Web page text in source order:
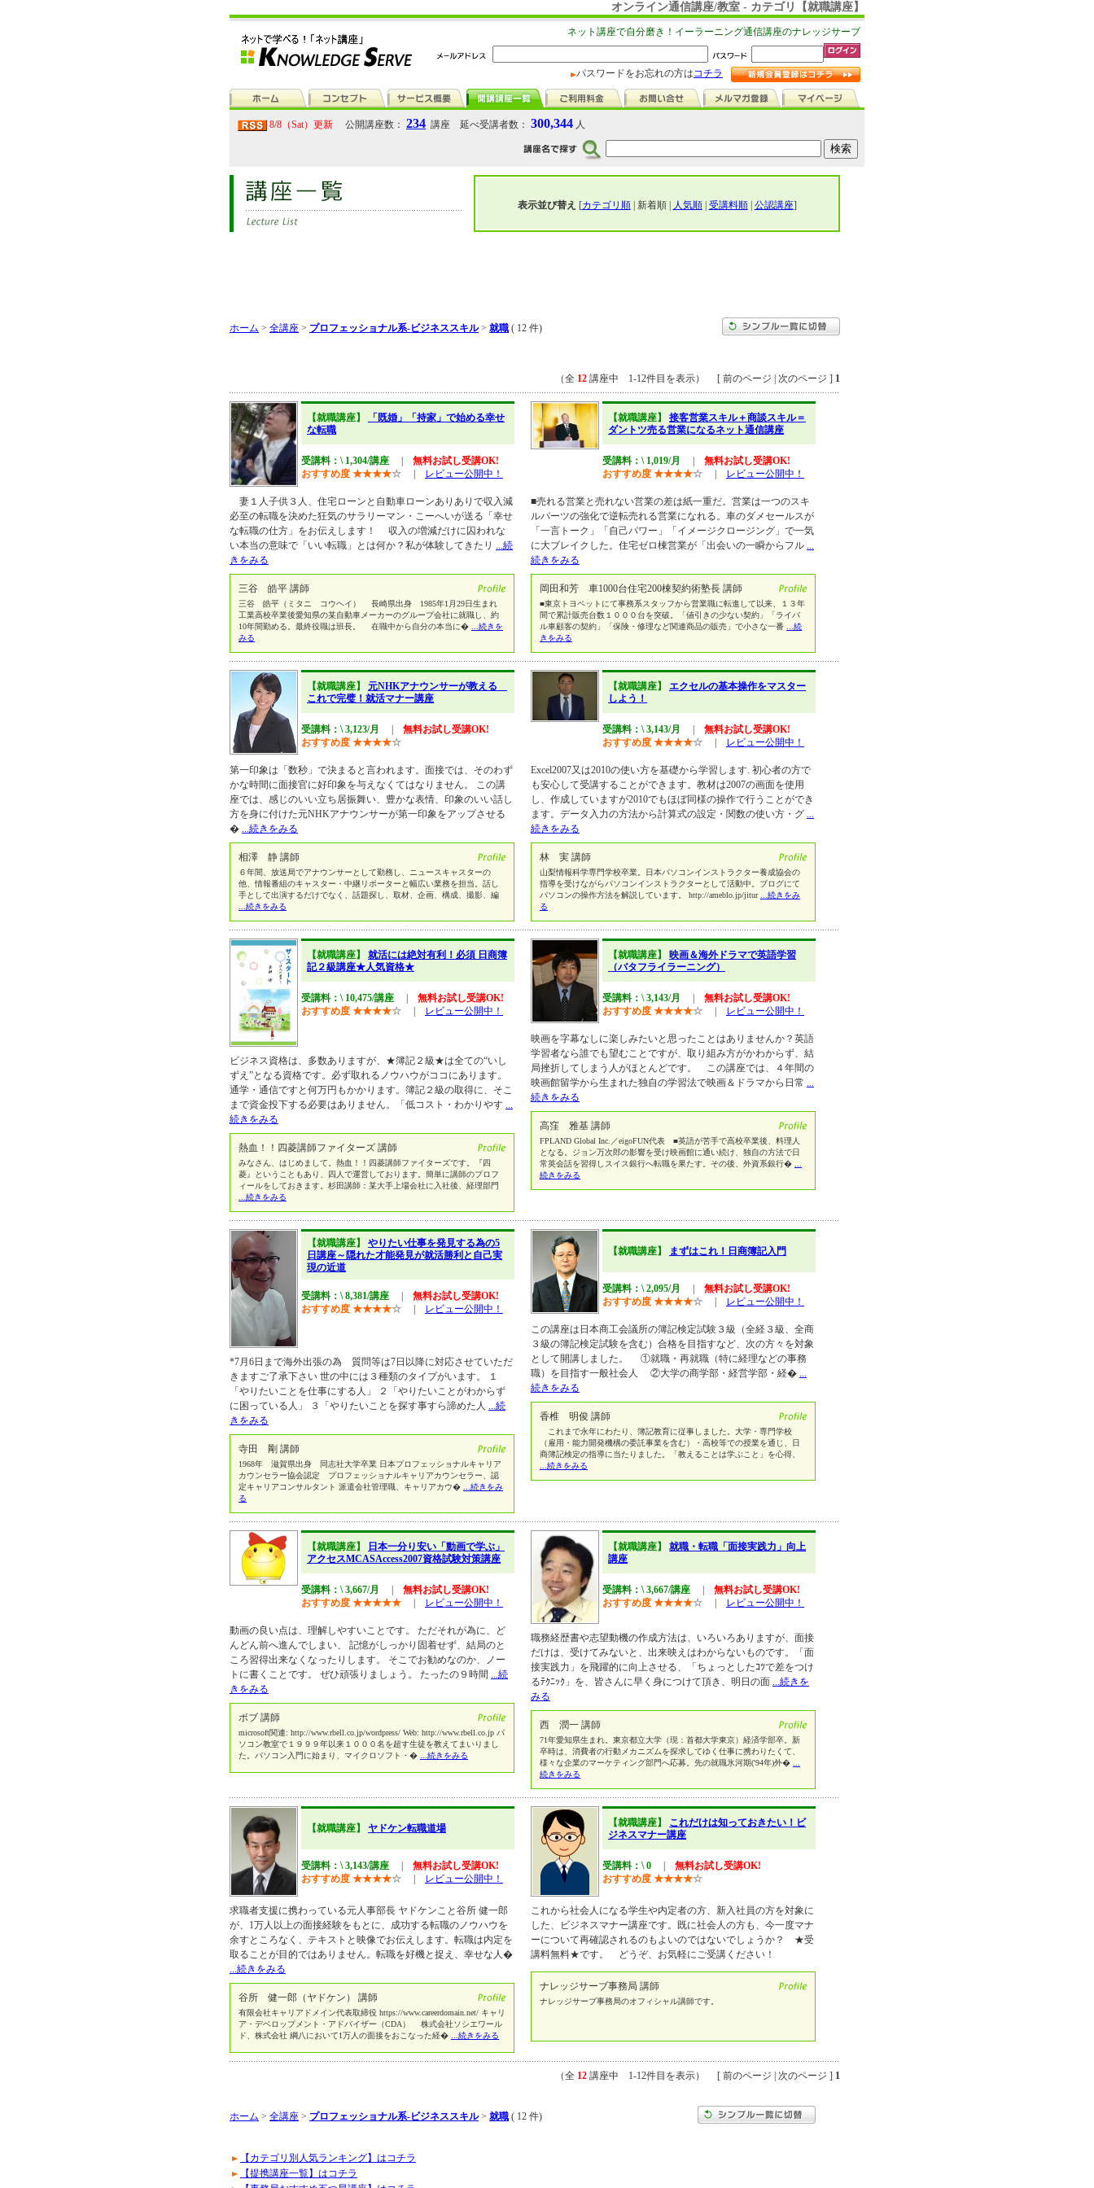
オンライン通信講座/教室 - カテゴリ【就職講座】
ネット講座で自分磨き！イーラーニング通信講座のナレッジサーブ
パスワードをお忘れの方はコチラ
8/8（Sat）更新 公開講座数： 234 講座 延べ受講者数： 300,344 人
表示並び替え [カテゴリ順| 新着順 | 人気順| 受講料順| 公認講座]
ホーム > 全講座 > プロフェッショナル系-ビジネススキル> 就職 ( 12 件)
（全 12 講座中 1-12件目を表示） [ 前のページ | 次のページ ] 1
【就職講座】
「既婚」「持家」で始める幸せ
な転職
受講料：\ 1,304/講座
無料お試し受講OK!
おすすめ度 ★★★★☆ レビュー公開中！
妻１人子供３人、住宅ローンと自動車ローンありありで収入減
必至の転職を決めた狂気のサラリーマン・こーへいが送る「幸せ
な転職の仕方」をお伝えします！ 収入の増減だけに囚われな
い本当の意味で「いい転職」とは何か？私が体験してきたリ ...続
きをみる
三谷 皓平 講師
三谷 皓平（ミタニ コウヘイ） 長崎県出身 1985年1月29日生まれ
工業高校卒業後愛知県の某自動車メーカーのグループ会社に就職し、約
10年間勤める。最終役職は班長。 在職中から自分の本当に�
...続きを
みる
【就職講座】 接客営業スキル＋商談スキル＝
ダントツ売る営業になるネット通信講座
受講料：\ 1,019/月
無料お試し受講OK!
おすすめ度 ★★★★☆ レビュー公開中！
■売れる営業と売れない営業の差は紙一重だ。営業は一つのスキ
ルパーツの強化で逆転売れる営業になれる。車のダメセールスが
「一言トーク」「自己パワー」「イメージクロージング」で一気
に大ブレイクした。住宅ゼロ棟営業が「出会いの一瞬からフル ...
続きをみる
岡田和芳 車1000台住宅200棟契約術塾長 講師
■東京トヨペットにて事務系スタッフから営業職に転進して以来、１３年
間で累計販売台数１０００台を突破。「値引きの少ない契約」「ライバ
ル車顧客の契約」「保険・修理など関連商品の販売」で小さな一番
...続
きをみる
【就職講座】 元NHKアナウンサーが教える
これで完璧！就活マナー講座
受講料：\ 3,123/月
無料お試し受講OK!
おすすめ度 ★★★★☆
第一印象は「数秒」で決まると言われます。面接では、そのわず
かな時間に面接官に好印象を与えなくてはなりません。 この講
座では、感じのいい立ち居振舞い、豊かな表情、印象のいい話し
方を身に付けた元NHKアナウンサーが第一印象をアップさせる
� ...続きをみる
相澤 静 講師
６年間、放送局でアナウンサーとして勤務し、ニュースキャスターの
他、情報番組のキャスター・中継リポーターと幅広い業務を担当。話し
手として出演するだけでなく、話題探し、取材、企画、構成、撮影、編
...続きをみる
【就職講座】 エクセルの基本操作をマスター
しよう！
受講料：\ 3,143/月
無料お試し受講OK!
おすすめ度 ★★★★☆ レビュー公開中！
Excel2007又は2010の使い方を基礎から学習します. 初心者の方で
も安心して受講することができます。教材は2007の画面を使用
し、作成していますが2010でもほぼ同様の操作で行うことができ
ます。データ入力の方法から計算式の設定・関数の使い方・グ ...
続きをみる
林 実 講師
山梨情報科学専門学校卒業。日本パソコンインストラクター養成協会の
指導を受けながらパソコンインストラクターとして活動中。ブログにて
パソコンの操作方法を解説しています。 http://ameblo.jp/jitur
...続きをみ
る
【就職講座】 就活には絶対有利！必須 日商簿
記２級講座★人気資格★
受講料：\ 10,475/講座
無料お試し受講OK!
おすすめ度 ★★★★☆ レビュー公開中！
ビジネス資格は、多数ありますが、★簿記２級★は全ての“いし
ずえ”となる資格です。必ず取れるノウハウがココにあります。
通学・通信ですと何万円もかかります。簿記２級の取得に、そこ
まで資金投下する必要はありません。「低コスト・わかりやす ...
続きをみる
熱血！！四菱講師ファイターズ 講師
みなさん、はじめまして。熱血！！四菱講師ファイターズです。『四
菱』ということもあり、四人で運営しております。簡単に講師のプロフ
ィールをしておきます。杉田講師：某大手上場会社に入社後、経理部門
...続きをみる
【就職講座】 映画＆海外ドラマで英語学習
（バタフライラーニング）
受講料：\ 3,143/月
無料お試し受講OK!
おすすめ度 ★★★★☆ レビュー公開中！
映画を字幕なしに楽しみたいと思ったことはありませんか？英語
学習者なら誰でも望むことですが、取り組み方がかわからず、結
局挫折してしまう人がほとんどです。 この講座では、４年間の
映画館留学から生まれた独自の学習法で映画＆ドラマから日常 ...
続きをみる
高窪 雅基 講師
FPLAND Global Inc.／eigoFUN代表 ■英語が苦手で高校卒業後、料理人
となる。ジョン万次郎の影響を受け映画館に通い続け、独自の方法で日
常英会話を習得しスイス銀行へ転職を果たす。その後、外資系銀行�
続きをみる
【就職講座】 やりたい仕事を発見する為の5
日講座～隠れた才能発見が就活勝利と自己実
現の近道
受講料：\ 8,381/講座
無料お試し受講OK!
おすすめ度 ★★★★☆ レビュー公開中！
*7月6日まで海外出張の為 質問等は7日以降に対応させていただ
きますご了承下さい 世の中には３種類のタイプがいます。 １
「やりたいことを仕事にする人」 ２「やりたいことがわからず
に困っている人」 ３「やりたいことを探す事すら諦めた人 ...続
きをみる
寺田 剛 講師
1968年 滋賀県出身 同志社大学卒業 日本プロフェッショナルキャリア
カウンセラー協会認定 プロフェッショナルキャリアカウンセラー、認
定キャリアコンサルタント 派遣会社管理職、キャリアカウ�
...続きをみ
る
【就職講座】 まずはこれ！日商簿記入門
受講料：\ 2,095/月
無料お試し受講OK!
おすすめ度 ★★★★☆ レビュー公開中！
この講座は日本商工会議所の簿記検定試験３級（全経３級、全商
３級の簿記検定試験を含む）合格を目指すなど、次の方々を対象
として開講しました。 ①就職・再就職（特に経理などの事務
職）を目指す一般社会人 ②大学の商学部・経営学部・経� ...
続きをみる
香椎 明俊 講師
これまで永年にわたり、簿記教育に従事しました。大学・専門学校
（雇用・能力開発機構の委託事業を含む）・高校等での授業を通じ、日
商簿記検定の指導に当たりました。「教えることは学ぶこと」を心得、
...続きをみる
【就職講座】
日本一分り安い「動画で学ぶ」
アクセスMCASAccess2007資格試験対策講座
受講料：\ 3,667/月
無料お試し受講OK!
おすすめ度 ★★★★★ レビュー公開中！
動画の良い点は、理解しやすいことです。 ただそれが為に、ど
んどん前へ進んでしまい、 記憶がしっかり固着せず、結局のと
ころ習得出来なくなったりします。 そこでお勧めなのか、ノー
トに書くことです。 ぜひ頑張りましょう。 たったの９時間 ...続
きをみる
ボブ 講師
microsoft関連: http://www.rbell.co.jp/wordpress/ Web: http://www.rbell.co.jp パ
ソコン教室で１９９９年以来１０００名を超す生徒を教えてまいりまし
た。パソコン入門に始まり、マイクロソフト・�
...続きをみる
【就職講座】 就職・転職「面接実践力」向上
講座
受講料：\ 3,667/講座
無料お試し受講OK!
おすすめ度 ★★★★☆ レビュー公開中！
職務経歴書や志望動機の作成方法は、いろいろありますが、面接
だけは、受けてみないと、出来映えはわからないものです。「面
接実践力」を飛躍的に向上させる、「ちょっとしたｺﾂで差をつけ
るﾃｸﾆｯｸ」を、皆さんに早く身につけて頂き、明日の面 ...続きを
みる
西 潤一 講師
71年愛知県生まれ。東京都立大学（現：首都大学東京）経済学部卒。新
卒時は、消費者の行動メカニズムを探求してゆく仕事に携わりたくて、
様々な企業のマーケティング部門へ応募。先の就職氷河期('94年)外�
続きをみる
【就職講座】 ヤドケン転職道場
受講料：\ 3,143/講座
無料お試し受講OK!
おすすめ度 ★★★★☆ レビュー公開中！
求職者支援に携わっている元人事部長 ヤドケンこと谷所 健一郎
が、1万人以上の面接経験をもとに、成功する転職のノウハウを
余すところなく、テキストと映像でお伝えします。転職は内定を
取ることが目的ではありません。転職を好機と捉え、幸せな人�
...続きをみる
谷所 健一郎（ヤドケン） 講師
有限会社キャリアドメイン代表取締役 https://www.careerdomain.net/ キャリ
ア・デベロップメント・アドバイザー（CDA） 株式会社ソシエワール
ド、株式会社 綱八において1万人の面接をおこなった経�
...続きをみる
【就職講座】 これだけは知っておきたい！ビ
ジネスマナー講座
受講料：\ 0
無料お試し受講OK!
おすすめ度 ★★★★☆
これから社会人になる学生や内定者の方、新入社員の方を対象に
した、ビジネスマナー講座です。既に社会人の方も、今一度マナ
ーについて再確認されるのもよいのではないでしょうか？ ★受
講料無料★です。 どうぞ、お気軽にご受講ください！
ナレッジサーブ事務局 講師
ナレッジサーブ事務局のオフィシャル講師です。
（全 12 講座中 1-12件目を表示） [ 前のページ | 次のページ ] 1
ホーム > 全講座 > プロフェッショナル系-ビジネススキル> 就職 ( 12 件)
【カテゴリ別人気ランキング】はコチラ
【提携講座一覧】はコチラ